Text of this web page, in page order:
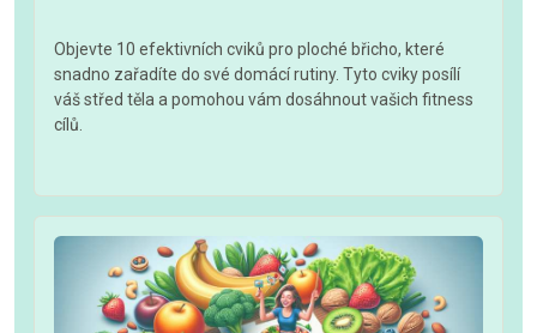
Objevte 10 efektivních cviků pro ploché břicho, které
snadno zařadíte do své domácí rutiny. Tyto cviky posílí
váš střed těla a pomohou vám dosáhnout vašich fitness
cílů.